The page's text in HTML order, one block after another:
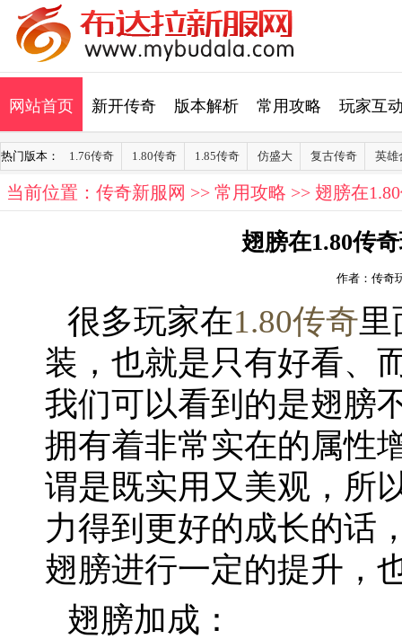
网站首页 新开传奇 版本解析 常用攻略 玩家互
热门版本： 1.76传奇 1.80传奇 1.85传奇 仿盛大 复古传奇 英雄
当前位置： 传奇新服网 >> 常用攻略 >> 翅膀在
翅膀在1.80传
作者：传奇
很多玩家在1.80传奇
装，也就是只有好看、
我们可以看到的是翅膀
拥有着非常实在的属性
谓是既实用又美观，所
力得到更好的成长的话
翅膀进行一定的提升，
翅膀加成：